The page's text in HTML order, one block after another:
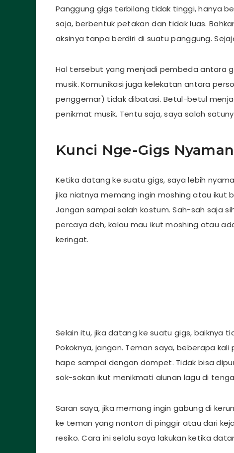
Panggung gigs terbilang tidak tinggi, hanya
saja, berbentuk petakan dan tidak luas.
aksinya tanpa berdiri di suatu panggung.
Hal tersebut yang menjadi pembeda antara
musik. Komunikasi juga kelekatan antara
penggemar) tidak dibatasi. Betul-betul
penikmat musik. Tentu saja, saya salah
Kunci Nge-Gigs
Ketika datang ke suatu gigs, saya lebih
jika niatnya memang ingin moshing atau ikut
Jangan sampai salah kostum. Sah-sah saja
percaya deh, kalau mau ikut moshing atau
keringat.
Selain itu, jika datang ke suatu gigs, baiknya
Pokoknya, jangan. Teman saya, beberapa
hape sampai dengan dompet. Tidak bisa
sok-sokan ikut menikmati alunan lagu di
Saran saya, jika memang ingin gabung di
ke teman yang nonton di pinggir atau dari
resiko. Cara ini selalu saya lakukan ketika